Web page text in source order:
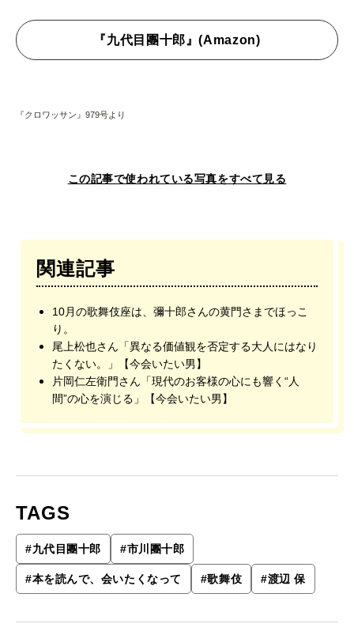
『九代目團十郎』(Amazon)
『クロワッサン』979号より
この記事で使われている写真をすべて見る
関連記事
10月の歌舞伎座は、彌十郎さんの黄門さまでほっこ
り。
尾上松也さん「異なる価値観を否定する大人にはなり
たくない。」【今会いたい男】
片岡仁左衛門さん「現代のお客様の心にも響く“人
間”の心を演じる」【今会いたい男】
TAGS
#九代目團十郎 #市川團十郎
#本を読んで、会いたくなって #歌舞伎 #渡辺 保